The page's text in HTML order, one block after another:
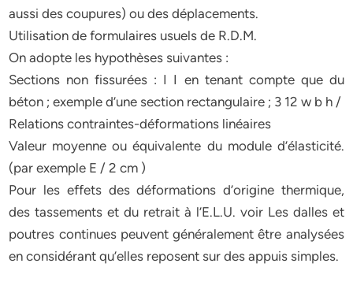
aussi des coupures) ou des déplacements.
Utilisation de formulaires usuels de R.D.M.
On adopte les hypothèses suivantes :
Sections non fissurées : I I en tenant compte que du
béton ; exemple d’une section rectangulaire ; 3 12 w b h /
Relations contraintes-déformations linéaires
Valeur moyenne ou équivalente du module d’élasticité.
(par exemple E / 2 cm )
Pour les effets des déformations d’origine thermique,
des tassements et du retrait à l’E.L.U. voir Les dalles et
poutres continues peuvent généralement être analysées
en considérant qu’elles reposent sur des appuis simples.